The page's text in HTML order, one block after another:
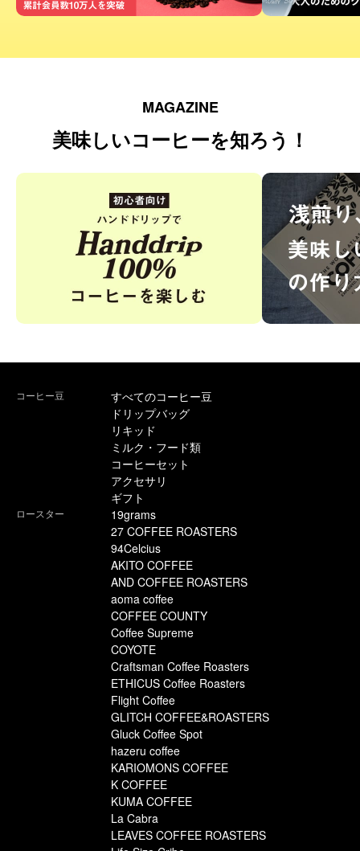
MAGAZINE
美味しいコーヒーを知ろう！
コーヒー豆
すべてのコーヒー豆
ドリップバッグ
リキッド
ミルク・フード類
コーヒーセット
アクセサリ
ギフト
ロースター
19grams
27 COFFEE ROASTERS
94Celcius
AKITO COFFEE
AND COFFEE ROASTERS
aoma coffee
COFFEE COUNTY
Coffee Supreme
COYOTE
Craftsman Coffee Roasters
ETHICUS Coffee Roasters
Flight Coffee
GLITCH COFFEE&ROASTERS
Gluck Coffee Spot
hazeru coffee
KARIOMONS COFFEE
K COFFEE
KUMA COFFEE
La Cabra
LEAVES COFFEE ROASTERS